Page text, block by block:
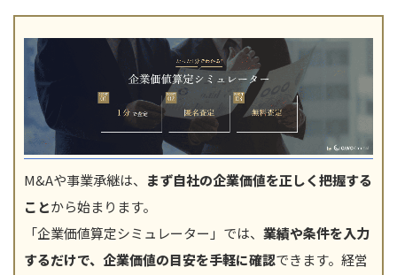
M&Aや事業承継は、 まず自社の企業価値を正しく把握する
ことから始まります。
「企業価値算定シミュレーター」では、 業績や条件を入力
するだけで、企業価値の目安を手軽に確認できます。経営